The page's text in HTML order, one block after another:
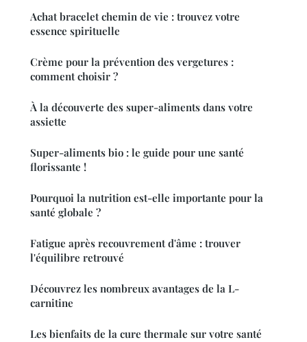
Achat bracelet chemin de vie : trouvez votre
essence spirituelle
Crème pour la prévention des vergetures :
comment choisir ?
À la découverte des super-aliments dans votre
assiette
Super-aliments bio : le guide pour une santé
florissante !
Pourquoi la nutrition est-elle importante pour la
santé globale ?
Fatigue après recouvrement d'âme : trouver
l'équilibre retrouvé
Découvrez les nombreux avantages de la L-
carnitine
Les bienfaits de la cure thermale sur votre santé